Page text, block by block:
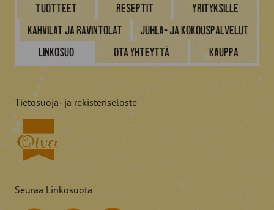
Tuotteet Reseptit
Yrityksille
Kahvilat ja ravintolat
Juhla- ja kokouspalvelut
Linkosuo
Ota yhteyttä Kauppa
Tietosuoja- ja rekisteriseloste
Seuraa Linkosuota